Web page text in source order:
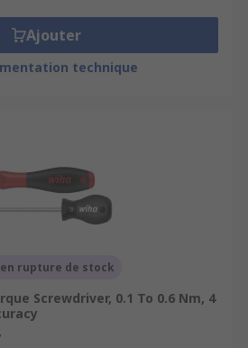
Ajouter
technique
rupture de stock
Screwdriver, 0.1 To 0.6 Nm, 4